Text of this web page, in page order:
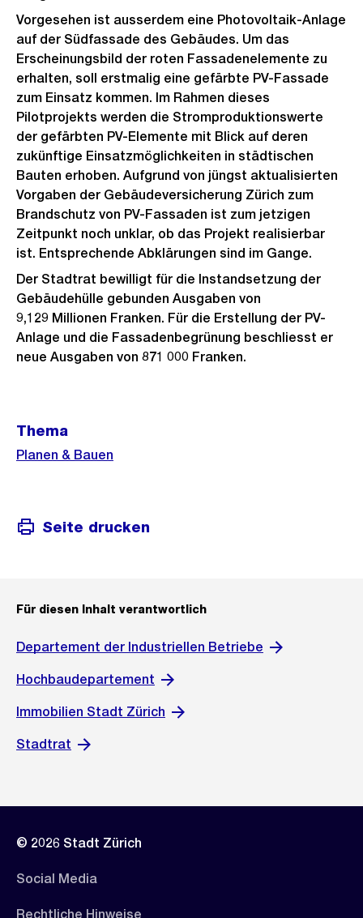
Vorgesehen ist ausserdem eine Photovoltaik-Anlage
auf der Südfassade des Gebäudes. Um das
Erscheinungsbild der roten Fassadenelemente zu
erhalten, soll erstmalig eine gefärbte PV-Fassade
zum Einsatz kommen. Im Rahmen dieses
Pilotprojekts werden die Stromproduktionswerte
der gefärbten PV-Elemente mit Blick auf deren
zukünftige Einsatzmöglichkeiten in städtischen
Bauten erhoben. Aufgrund von jüngst aktualisierten
Vorgaben der Gebäudeversicherung Zürich zum
Brandschutz von PV-Fassaden ist zum jetzigen
Zeitpunkt noch unklar, ob das Projekt realisierbar
ist. Entsprechende Abklärungen sind im Gange.
Der Stadtrat bewilligt für die Instandsetzung der
Gebäudehülle gebunden Ausgaben von
9,129 Millionen Franken. Für die Erstellung der PV-
Anlage und die Fassadenbegrünung beschliesst er
neue Ausgaben von 871 000 Franken.
Informationen
Thema
Planen & Bauen
Seite drucken
Für diesen Inhalt verantwortlich
Departement der Industriellen Betriebe
Hochbaudepartement
Immobilien Stadt Zürich
Stadtrat
© 2026 Stadt Zürich
Social Media
Rechtliche Hinweise